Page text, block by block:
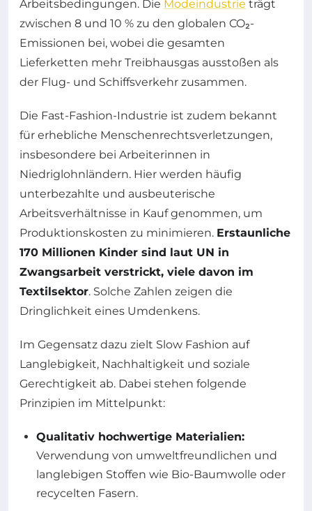
Arbeitsbedingungen. Die Modeindustrie trägt
zwischen 8 und 10 % zu den globalen CO₂-
Emissionen bei, wobei die gesamten
Lieferketten mehr Treibhausgas ausstoßen als
der Flug- und Schiffsverkehr zusammen.
Die Fast-Fashion-Industrie ist zudem bekannt
für erhebliche Menschenrechtsverletzungen,
insbesondere bei Arbeiterinnen in
Niedriglohnländern. Hier werden häufig
unterbezahlte und ausbeuterische
Arbeitsverhältnisse in Kauf genommen, um
Produktionskosten zu minimieren. Erstaunliche
170 Millionen Kinder sind laut UN in
Zwangsarbeit verstrickt, viele davon im
Textilsektor. Solche Zahlen zeigen die
Dringlichkeit eines Umdenkens.
Im Gegensatz dazu zielt Slow Fashion auf
Langlebigkeit, Nachhaltigkeit und soziale
Gerechtigkeit ab. Dabei stehen folgende
Prinzipien im Mittelpunkt:
Qualitativ hochwertige Materialien:
Verwendung von umweltfreundlichen und
langlebigen Stoffen wie Bio-Baumwolle oder
recycelten Fasern.